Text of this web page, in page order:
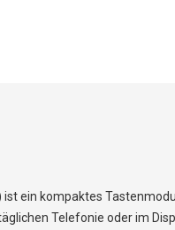
ist ein kompaktes
Telefonie oder im